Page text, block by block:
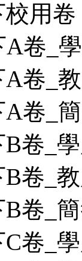
校用卷
A卷_
A卷_
A卷_
卷_
卷_
卷_
卷_